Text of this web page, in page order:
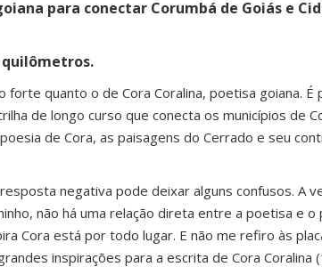
para conectar Corumbá de Goiás e
quilômetros.
quanto o de Cora Coralina, poetisa goiana. É
de longo curso que conecta os municípios de
de Cora, as paisagens do Cerrado e seu
negativa pode deixar alguns confusos. A
não há uma relação direta entre a poetisa e o
Cora está por todo lugar. E não me refiro às
inspirações para a escrita de Cora Coralina